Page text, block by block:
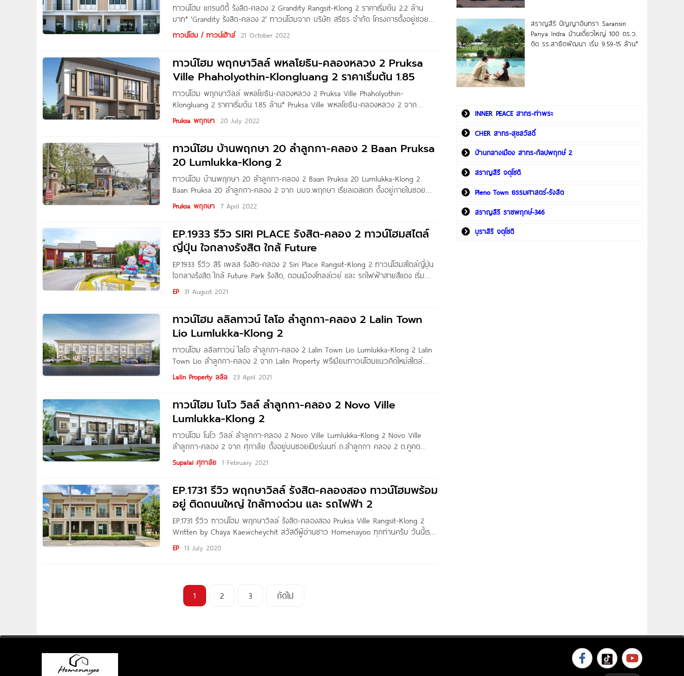
ทาวน์โฮม แกรนดิตี้ รังสิต-คลอง 2 Grandity Rangsit-Klong 2 ราคาเริ่มต้น 2.2 ล้าน
บาท* ‘Grandity รังสิต-คลอง 2’ ทาวน์โฮมจาก บริษัท สรีธร จำกัด โครงการตั้งอยู่ซอย
รังสิต-นครนายก 31 ต.คลองสอง อ.คลองหลวง จ.ปทุมธานี ทำเลที่ดี เชื่อมต่อถนนหลัก
หลายสาย ถนนสายไหม, ถนนลำลูกกา, ถนนรามอินทรา และทางยกระดับอุตราภิมุข เป็นต้น
ทาวน์โฮม / ทาวน์เฮ้าส์ 21 October 2022
ทาวน์โฮม พฤกษาวิลล์ พหลโยธิน-คลองหลวง 2 Pruksa
Ville Phaholyothin-Klongluang 2 ราคาเริ่มต้น 1.85
ทาวน์โฮม พฤกษาวิลล์ พหลโยธิน-คลองหลวง 2 Pruksa Ville Phaholyothin-
Klongluang 2 ราคาเริ่มต้น 1.85 ล้าน* Pruksa Ville พหลโยธิน-คลองหลวง 2 จาก
Pruksa โครงการตั้งอยู่ ต.คลองสอง อ.คลองหลวง จ.ปทุมธานี เดินทางสะดวก ใกล้รถไฟ
ฟาสายสีแดง ใกล้โทลเวย์ ใกล้กับตลาดสด ห้างสรรพสินค้า อย่าง Big C, Lotus’s,
Pruksa พฤกษา 20 July 2022
ทาวน์โฮม บ้านพฤกษา 20 ลำลูกกา-คลอง 2 Baan Pruksa
20 Lumlukka-Klong 2
ทาวน์โฮม บ้านพฤกษา 20 ลำลูกกา-คลอง 2 Baan Pruksa 20 Lumlukka-Klong 2
Baan Pruksa 20 ลำลูกกา-คลอง 2 จาก บมจ.พฤกษา เรียลเอสเตท ตั้งอยู่ภายในซอย
ลำลูกกา 11/18 ต.คูคต อ.เมืองปทุมธานี จ.ปทุมธานี เดินทางสะดวกสบาย ใกล้ดอนเมืองโท
ลล์เวย์, รถไฟฟ้าสายสีแดง และ สนามบินดอนเมือง ใกล้ สนามกีฬาธูปะเตมีย์,
Pruksa พฤกษา 7 April 2022
EP.1933 รีวิว SIRI PLACE รังสิต-คลอง 2 ทาวน์โฮมสไตล์
ญี่ปุ่น ใจกลางรังสิต ใกล้ Future
EP.1933 รีวิว สิริ เพลส รังสิต-คลอง 2 Siri Place Rangsit-Klong 2 ทาวน์โฮมสไตล์ญี่ปุ่น
ใจกลางรังสิต ใกล้ Future Park รังสิต, ดอนเมืองโทลล์เวย์ และ รถไฟฟ้าสายสีแดง เริ่ม
2.29 ล้านบาท* Written by : Pure Thitapa Photo by :
EP 31 August 2021
ทาวน์โฮม ลลิลทาวน์ ไลโอ ลำลูกกา-คลอง 2 Lalin Town
Lio Lumlukka-Klong 2
ทาวน์โฮม ลลิลทาวน์ ไลโอ ลำลูกกา-คลอง 2 Lalin Town Lio Lumlukka-Klong 2 Lalin
Town Lio ลำลูกกา-คลอง 2 จาก Lalin Property พรีเมียมทาวน์โฮมแนวคิดใหม่สไตล์
ฝรั่งเศส ตั้งอยู่บนถนนลำลูกกาคลอง 2 (ซอยฉิมบุญรอ) ต.คูคต อ.ลำลูกกา ปทุมธานี
รายล้อมด้วย Lifestyle Mall ขนาดใหญ่, แหล่งงาน,
Lalin Property ลลิล 23 April 2021
ทาวน์โฮม โนโว วิลล์ ลำลูกกา-คลอง 2 Novo Ville
Lumlukka-Klong 2
ทาวน์โฮม โนโว วิลล์ ลำลูกกา-คลอง 2 Novo Ville Lumlukka-Klong 2 Novo Ville
ลำลูกกา-คลอง 2 จาก ศุภาลัย ตั้งอยู่บนซอยเปียร์นนท์ ถ.ลำลูกกา คลอง 2 ต.คูคต
อ.ลำลูกกา จ.ปทุมธานี เดินทางสะดวก ใกล้ถนนวงแหวนตะวันออก, ถนนพหลโยธิน, ถนน
รังสิต-องค์รักษ์, ถนนคลองหลวง และ จุดขึ้น-ลงวงแหวนลำลูกกา +
Supalai ศุภาลัย 1 February 2021
EP.1731 รีวิว พฤกษาวิลล์ รังสิต-คลองสอง ทาวน์โฮมพร้อม
อยู่ ติดถนนใหญ่ ใกล้ทางด่วน และ รถไฟฟ้า 2
EP.1731 รีวิว ทาวน์โฮม พฤกษาวิลล์ รังสิต-คลองสอง Pruksa Ville Rangsit-Klong 2
Written by Chaya Kaewcheychit สวัสดีผู้อ่านชาว Homenayoo ทุกท่านครับ วันนี้เรา
จะพาทุกท่านไปรีวิวกันที่โครงการ Pruksa Ville รังสิต-คลองสอง จาก พฤกษา เรียลเอส
เตท ตัวโครงการตั้งอยู่ช่วงคลองสอง ติดถนนรังสิต-นครนายก ทำเลใจกลางเมืองรังสิต ใกล้
EP 13 July 2020
1 2 3 ถัดไป
สราญสิริ ปัญญาอินทรา Saransiri
Panya Indra บ้านเดี่ยวใหญ่ 100 ตร.ว.
ดิด รร.สาธิตพัฒนา เริ่ม 9.59-15 ล้าน*
INNER PEACE สาทร-ท่าพระ
CHER สาทร-สุขสวัสดิ์
บ้านกลางเมือง สาทร-กัลปพฤกษ์ 2
สราญสิริ จตุโชติ
Pleno Town ธรรมศาสตร์-รังสิต
สราญสิริ ราชพฤกษ์-346
บุราสิริ จตุโชติ